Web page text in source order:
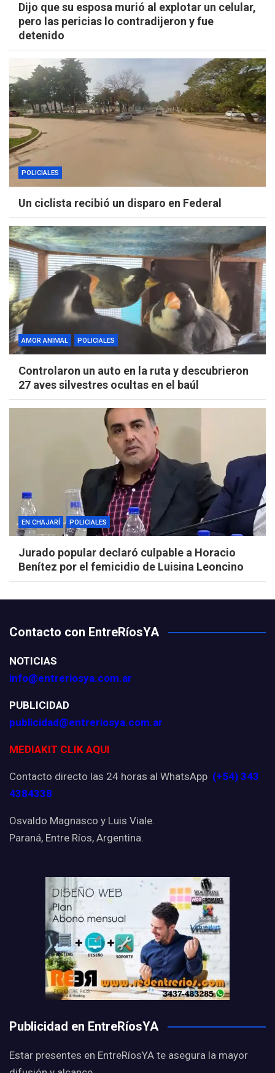
Dijo que su esposa murió al explotar un celular,
pero las pericias lo contradijeron y fue
detenido
POLICIALES
Un ciclista recibió un disparo en Federal
AMOR ANIMAL POLICIALES
Controlaron un auto en la ruta y descubrieron
27 aves silvestres ocultas en el baúl
EN CHAJARÍ POLICIALES
Jurado popular declaró culpable a Horacio
Benítez por el femicidio de Luisina Leoncino
Contacto con EntreRíosYA
NOTICIAS
info@entreriosya.com.ar
PUBLICIDAD
publicidad@entreriosya.com.ar
MEDIAKIT CLIK AQUI
Contacto directo las 24 horas al WhatsApp (+54) 343
4384338
Osvaldo Magnasco y Luis Viale.
Paraná, Entre Ríos, Argentina.
Publicidad en EntreRíosYA
Estar presentes en EntreRíosYA te asegura la mayor